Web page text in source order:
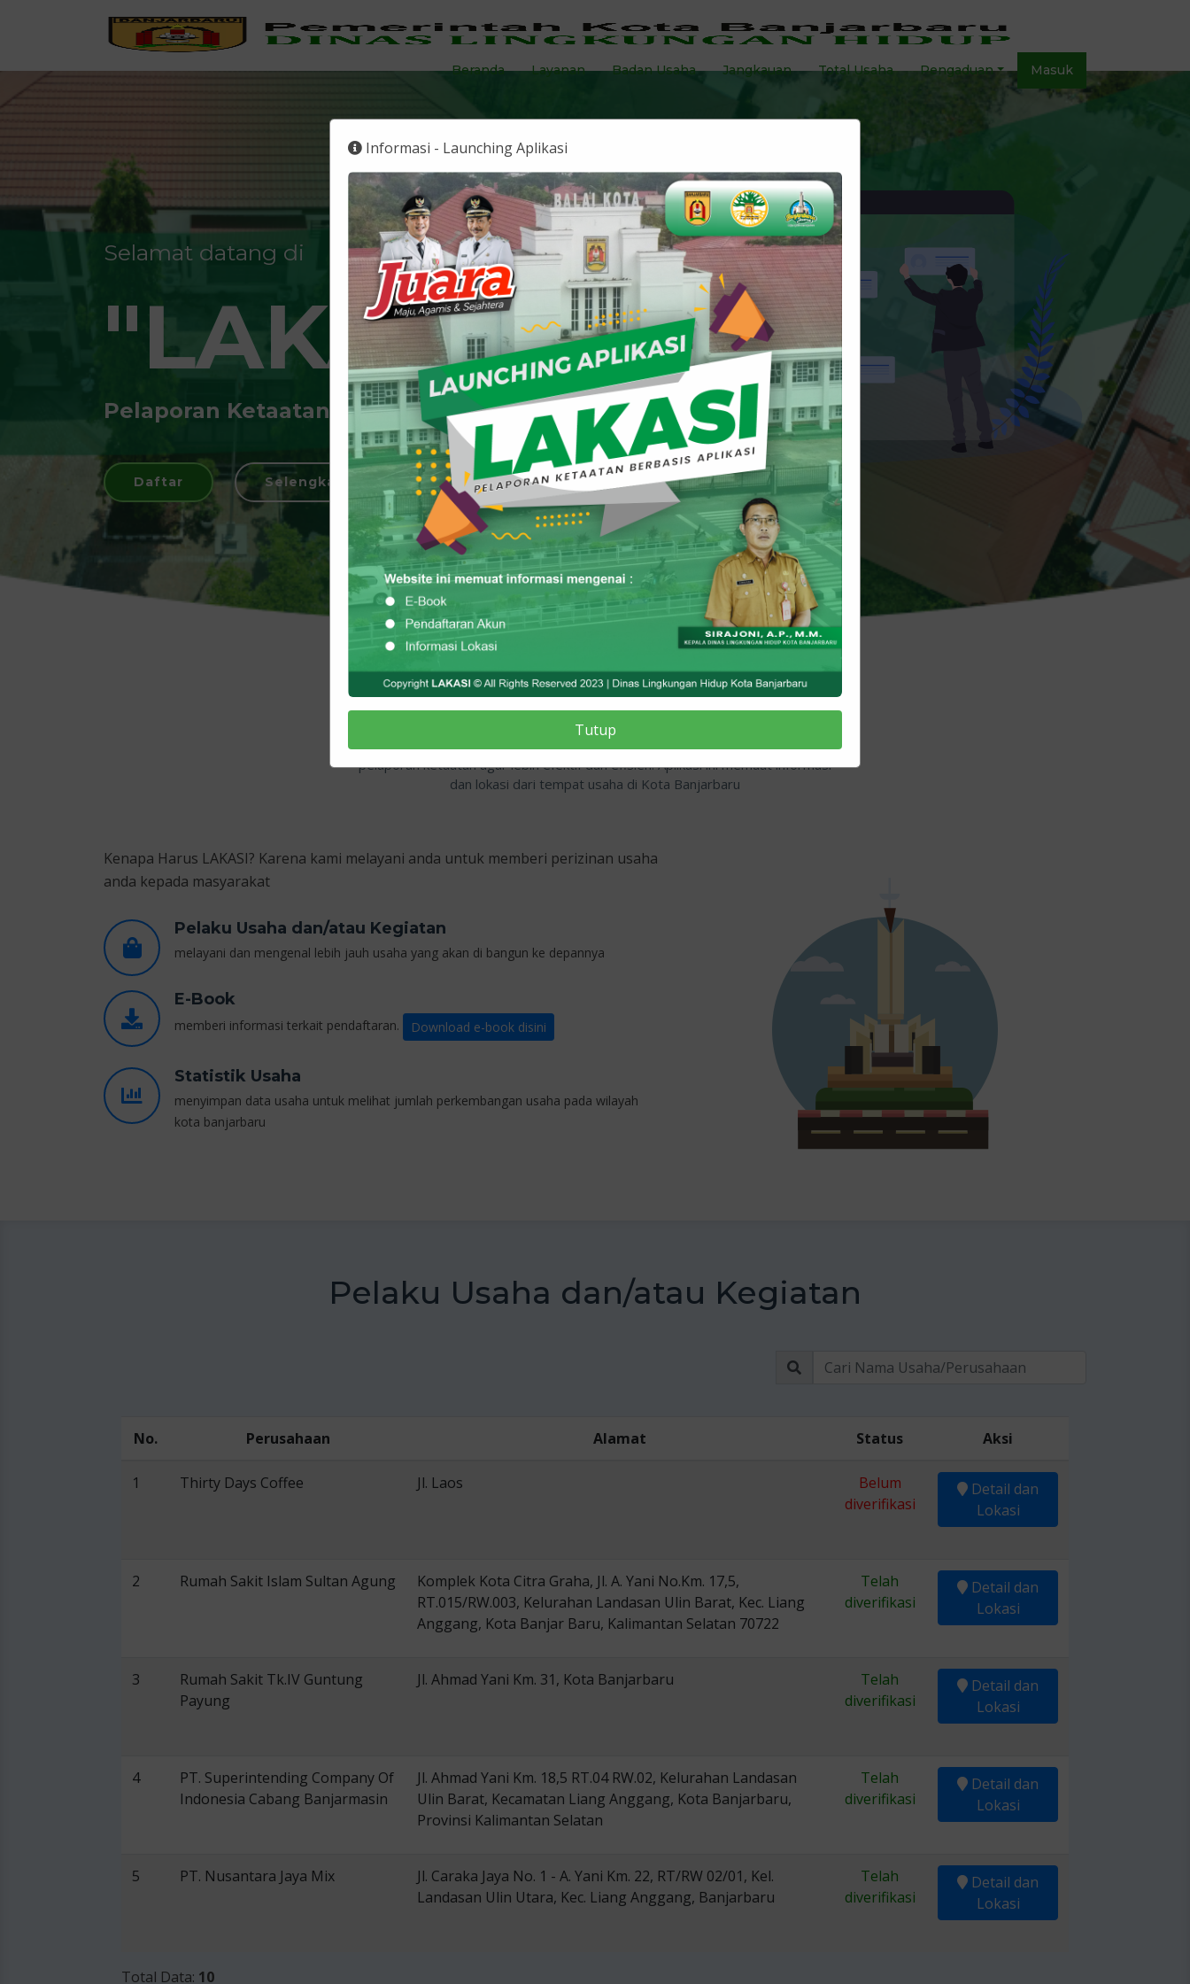
Informasi - Launching Aplikasi
Tutup
Beranda Layanan Badan Usaha Jangkauan Total Usaha Pengaduan Masuk
Selamat datang di
"LAKASI"
Pelaporan Ketaatan Berbasis Aplikasi
Daftar Selengkapnya >>
Layanan
LAKASI Merupakan aplikasi untuk membantu pelaku usaha dalam membuat
pelaporan ketaatan agar lebih efektif dan efisien. Aplikasi ini memuat informasi
dan lokasi dari tempat usaha di Kota Banjarbaru
Kenapa Harus LAKASI? Karena kami melayani anda untuk memberi perizinan usaha
anda kepada masyarakat
Pelaku Usaha dan/atau Kegiatan
melayani dan mengenal lebih jauh usaha yang akan di bangun ke depannya
E-Book
memberi informasi terkait pendaftaran. Download e-book disini
Statistik Usaha
menyimpan data usaha untuk melihat jumlah perkembangan usaha pada wilayah
kota banjarbaru
Pelaku Usaha dan/atau Kegiatan
Total Data: 10
No. Perusahaan Alamat Status Aksi
1 Thirty Days Coffee Jl. Laos
Belum
diverifikasi
Detail dan
Lokasi
2 Rumah Sakit Islam Sultan Agung
Komplek Kota Citra Graha, Jl. A. Yani No.Km. 17,5,
RT.015/RW.003, Kelurahan Landasan Ulin Barat, Kec. Liang
Anggang, Kota Banjar Baru, Kalimantan Selatan 70722
Telah
diverifikasi
Detail dan
Lokasi
3
Rumah Sakit Tk.IV Guntung
Payung
Jl. Ahmad Yani Km. 31, Kota Banjarbaru
Telah
diverifikasi
Detail dan
Lokasi
4
PT. Superintending Company Of
Indonesia Cabang Banjarmasin
Jl. Ahmad Yani Km. 18,5 RT.04 RW.02, Kelurahan Landasan
Ulin Barat, Kecamatan Liang Anggang, Kota Banjarbaru,
Provinsi Kalimantan Selatan
Telah
diverifikasi
Detail dan
Lokasi
5 PT. Nusantara Jaya Mix
Jl. Caraka Jaya No. 1 - A. Yani Km. 22, RT/RW 02/01, Kel.
Landasan Ulin Utara, Kec. Liang Anggang, Banjarbaru
Telah
diverifikasi
Detail dan
Lokasi